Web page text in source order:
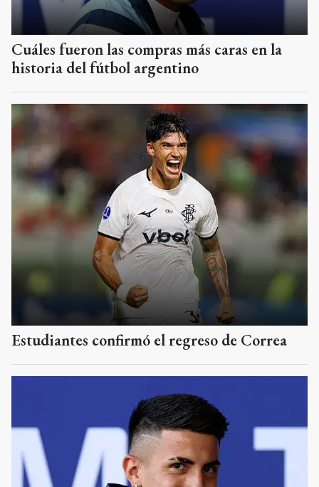
Cuáles fueron las compras más caras en la
historia del fútbol argentino
Estudiantes confirmó el regreso de Correa